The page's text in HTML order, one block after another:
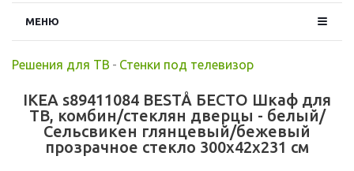
МЕНЮ
Решения для ТВ - Стенки под телевизор
IKEA s89411084 BESTÅ БЕСТО Шкаф для
ТВ, комбин/стеклян дверцы - белый/
Сельсвикен глянцевый/бежевый
прозрачное стекло 300x42x231 см